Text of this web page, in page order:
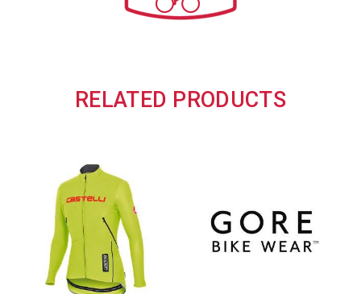
RELATED PRODUCTS